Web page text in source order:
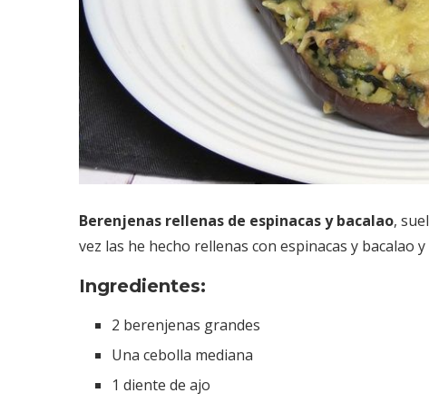
Berenjenas rellenas de espinacas y bacalao,
vez las he hecho rellenas con espinacas y bacalao
Ingredientes:
2 berenjenas grandes
Una cebolla mediana
1 diente de ajo